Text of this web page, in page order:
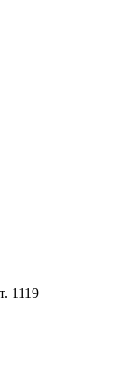
1119